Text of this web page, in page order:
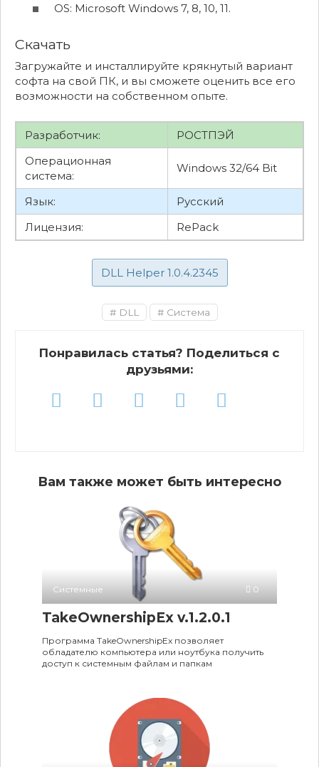
OS: Microsoft Windows 7, 8, 10, 11.
Скачать
Загружайте и инсталлируйте крякнутый вариант
софта на свой ПК, и вы сможете оценить все его
возможности на собственном опыте.
Разработчик:
РОСТПЭЙ
Операционная
система:
Windows 32/64 Bit
Язык:
Русский
Лицензия:
RePack
DLL Helper 1.0.4.2345
DLL Система
Понравилась статья? Поделиться с
друзьями:
Вам также может быть интересно
Системные 0
TakeOwnershipEx v.1.2.0.1
Программа TakeOwnershipEx позволяет
обладателю компьютера или ноутбука получить
доступ к системным файлам и папкам